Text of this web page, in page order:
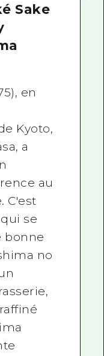
Sake
en
Kyoto,
a
au
C'est
se
bonne
no